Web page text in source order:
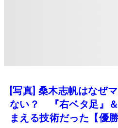
[写真] 桑木志帆はなぜ
ない？ 『右ベタ足』
まえる技術だった【優